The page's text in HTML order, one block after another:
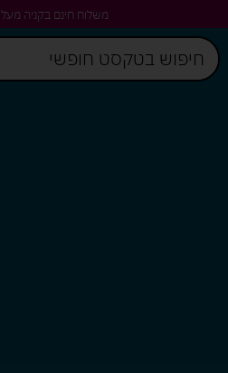
משלוח חינם בקניה מעל 329 ש"ח!!